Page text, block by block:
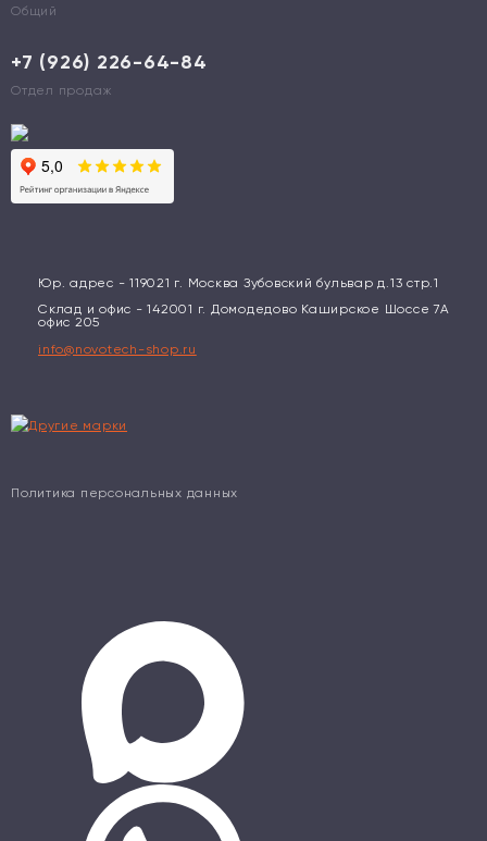
Общий
+7 (926) 226-64-84
Отдел продаж
Юр. адрес - 119021 г. Москва Зубовский бульвар д.13 стр.1
Склад и офис - 142001 г. Домодедово Каширское Шоссе 7А
офис 205
info@novotech-shop.ru
Политика персональных данных